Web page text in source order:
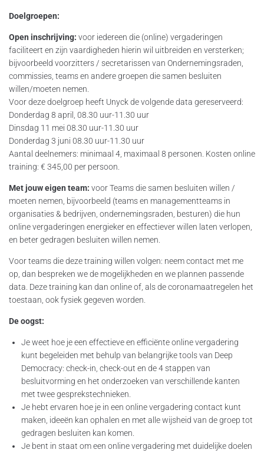
Doelgroepen:
Open inschrijving: voor iedereen die (online) vergaderingen
faciliteert en zijn vaardigheden hierin wil uitbreiden en versterken;
bijvoorbeeld voorzitters / secretarissen van Ondernemingsraden,
commissies, teams en andere groepen die samen besluiten
willen/moeten nemen.
Voor deze doelgroep heeft Unyck de volgende data gereserveerd:
Donderdag 8 april, 08.30 uur-11.30 uur
Dinsdag 11 mei 08.30 uur-11.30 uur
Donderdag 3 juni 08.30 uur-11.30 uur
Aantal deelnemers: minimaal 4, maximaal 8 personen. Kosten online
training: € 345,00 per persoon.
Met jouw eigen team: voor Teams die samen besluiten willen /
moeten nemen, bijvoorbeeld (teams en managementteams in
organisaties & bedrijven, ondernemingsraden, besturen) die hun
online vergaderingen energieker en effectiever willen laten verlopen,
en beter gedragen besluiten willen nemen.
Voor teams die deze training willen volgen: neem contact met me
op, dan bespreken we de mogelijkheden en we plannen passende
data. Deze training kan dan online of, als de coronamaatregelen het
toestaan, ook fysiek gegeven worden.
De oogst:
Je weet hoe je een effectieve en efficiënte online vergadering
kunt begeleiden met behulp van belangrijke tools van Deep
Democracy: check-in, check-out en de 4 stappen van
besluitvorming en het onderzoeken van verschillende kanten
met twee gesprekstechnieken.
Je hebt ervaren hoe je in een online vergadering contact kunt
maken, ideeën kan ophalen en met alle wijsheid van de groep tot
gedragen besluiten kan komen.
Je bent in staat om een online vergadering met duidelijke doelen